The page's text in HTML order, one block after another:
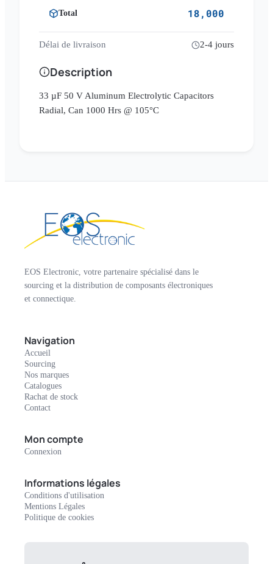
Total 18,000
Délai de livraison 2-4 jours
Description
33 µF 50 V Aluminum Electrolytic Capacitors
Radial, Can 1000 Hrs @ 105°C
EOS Electronic, votre partenaire spécialisé dans le
sourcing et la distribution de composants électroniques
et connectique.
Navigation
Accueil
Sourcing
Nos marques
Catalogues
Rachat de stock
Contact
Mon compte
Connexion
Informations légales
Conditions d'utilisation
Mentions Légales
Politique de cookies